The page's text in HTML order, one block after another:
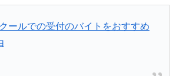
ールでの受付のバイトをおすすめ